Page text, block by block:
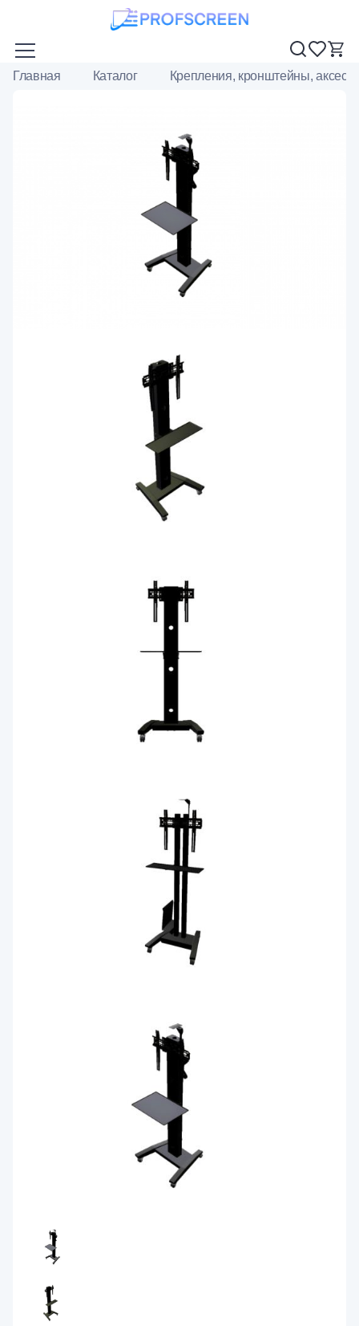
Главная Каталог Крепления, кронштейны,